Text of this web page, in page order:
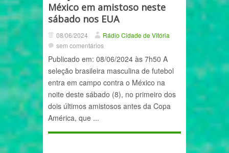
México em amistoso neste
sábado nos EUA
08/06/2024
Rádio Cidade de Vitória
sem comentários
Publicado em: 08/06/2024 às 7h50 A
seleção brasileira masculina de futebol
entra em campo contra o México na
noite deste sábado (8), no primeiro dos
dois últimos amistosos antes da Copa
América, que ...